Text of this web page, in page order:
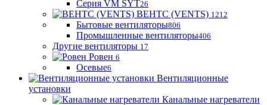
Серия VM SYT26
ВЕНТС (VENTS) 1212
Бытовые вентиляторы806
Промышленные вентиляторы406
Другие вентиляторы 17
Ровен 6
Осевые6
Вентиляционные
установки
Канальные нагреватели